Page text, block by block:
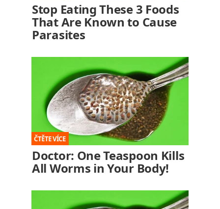
Stop Eating These 3 Foods
That Are Known to Cause
Parasites
Doctor: One Teaspoon Kills
All Worms in Your Body!